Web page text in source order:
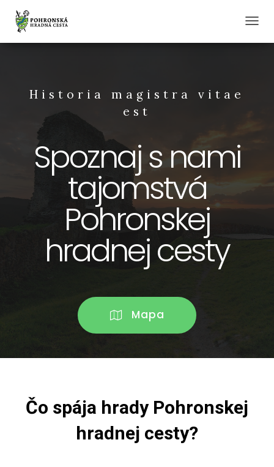
O
Historia magistra vitae
est
Spoznaj s nami
tajomstvá
Pohronskej
hradnej cesty
Mapa
Čo spája hrady Pohronskej
hradnej cesty?